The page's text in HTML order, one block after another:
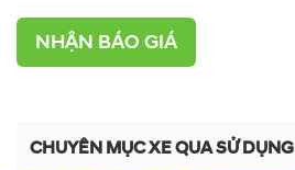
NHẬN BÁO GIÁ
CHUYÊN MỤC XE QUA SỬ DỤNG